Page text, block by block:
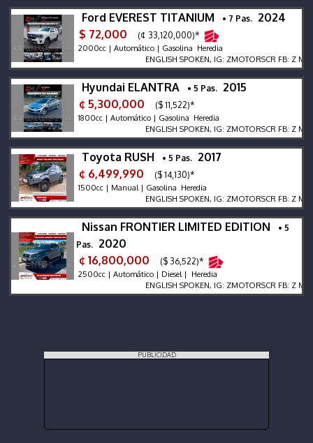
Ford EVEREST TITANIUM • 7 Pas. 2024
$ 72,000
(¢ 33,120,000)*
2000cc | Automático | Gasolina Heredia
ENGLISH SPOKEN, IG: ZMOTORSCR FB: Z
Hyundai ELANTRA • 5 Pas. 2015
¢ 5,300,000
($ 11,522)*
1800cc | Automático | Gasolina Heredia
ENGLISH SPOKEN, IG: ZMOTORSCR FB: Z
Toyota RUSH • 5 Pas. 2017
¢ 6,499,990
($ 14,130)*
1500cc | Manual | Gasolina Heredia
ENGLISH SPOKEN, IG: ZMOTORSCR FB: Z
Nissan FRONTIER LIMITED EDITION
• 5
Pas. 2020
¢ 16,800,000
($ 36,522)*
2500cc | Automático | Diesel | Heredia
ENGLISH SPOKEN, IG: ZMOTORSCR FB: Z
PUBLICIDAD